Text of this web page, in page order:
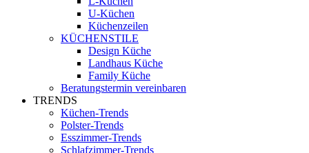
U-Küchen
Küchenzeilen
KÜCHENSTILE
Design Küche
Landhaus Küche
Family Küche
Beratungstermin vereinbaren
TRENDS
Küchen-Trends
Polster-Trends
Esszimmer-Trends
Schlafzimmer-Trends